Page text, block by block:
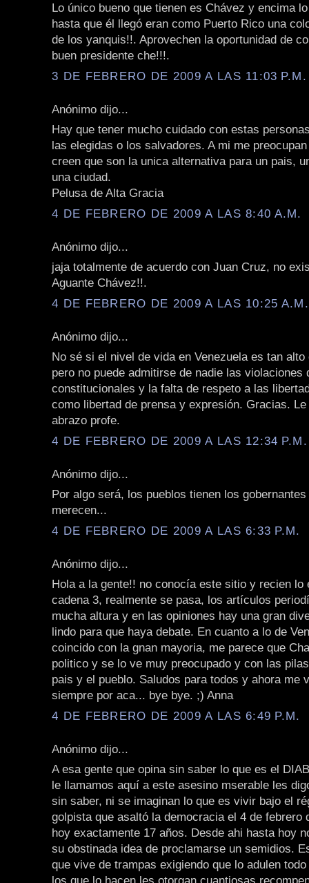
Lo único bueno que tienen es Chávez y encima
hasta que él llegó eran como Puerto Rico una
de los yanquis!!. Aprovechen la oportunidad de
buen presidente che!!!.
3 DE FEBRERO DE 2009 A LAS 11:03 P.M.
Anónimo dijo...
Hay que tener mucho cuidado con estas
las elegidas o los salvadores. A mi me
creen que son la unica alternativa para un pais,
una ciudad.
Pelusa de Alta Gracia
4 DE FEBRERO DE 2009 A LAS 8:40 A.M.
Anónimo dijo...
jaja totalmente de acuerdo con Juan Cruz, no
Aguante Chávez!!.
4 DE FEBRERO DE 2009 A LAS 10:25 A.M.
Anónimo dijo...
No sé si el nivel de vida en Venezuela es tan alto
pero no puede admitirse de nadie las violaciones
constitucionales y la falta de respeto a las
como libertad de prensa y expresión. Gracias. Le
abrazo profe.
4 DE FEBRERO DE 2009 A LAS 12:34 P.M.
Anónimo dijo...
Por algo será, los pueblos tienen los
merecen...
4 DE FEBRERO DE 2009 A LAS 6:33 P.M.
Anónimo dijo...
Hola a la gente!! no conocía este sitio y recien lo
cadena 3, realmente se pasa, los artículos
mucha altura y en las opiniones hay una gran
lindo para que haya debate. En cuanto a lo de
coincido con la gnan mayoria, me parece que
politico y se lo ve muy preocupado y con las
pais y el pueblo. Saludos para todos y ahora me
siempre por aca... bye bye. ;) Anna
4 DE FEBRERO DE 2009 A LAS 6:49 P.M.
Anónimo dijo...
A esa gente que opina sin saber lo que es el
le llamamos aquí a este asesino mserable les
sin saber, ni se imaginan lo que es vivir bajo el
golpista que asaltó la democracia el 4 de febrero
hoy exactamente 17 años. Desde ahi hasta hoy
su obstinada idea de proclamarse un semidios.
que vive de trampas exigiendo que lo adulen